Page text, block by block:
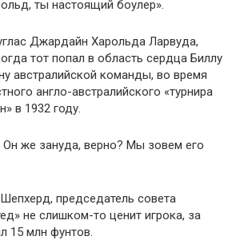
ты настоящий боулер».
Джардайн Харольда Ларвуда,
тот попал в область сердца Биллу
австралийской команды, во время
англо-австралийского «турнира
в 1932 году.
же зануда, верно? Мы зовем его
председатель совета
не слишком-то ценит игрока, за
15 млн фунтов.